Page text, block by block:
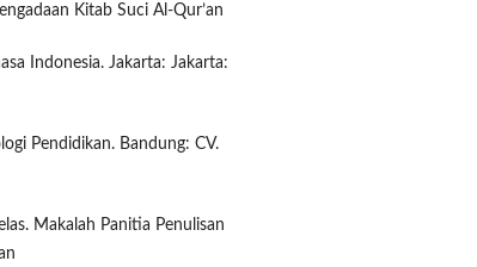
Kitab Suci Al-Qur’an
Indonesia. Jakarta: Jakarta:
Pendidikan. Bandung: CV.
Makalah Panitia Penulisan